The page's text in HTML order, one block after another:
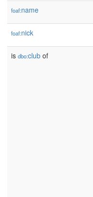
foaf:name
foaf:nick
is dbo:club of